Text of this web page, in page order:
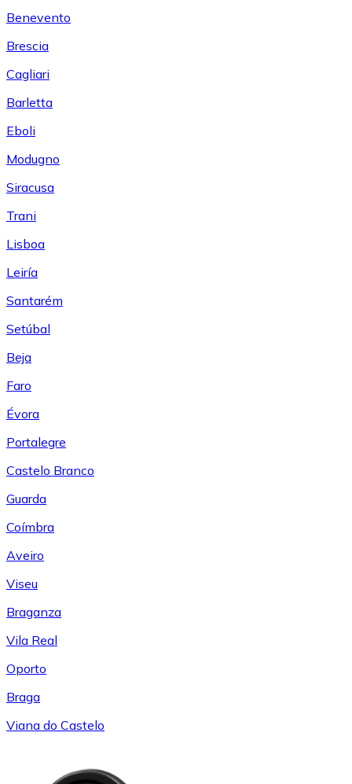
Benevento
Brescia
Cagliari
Barletta
Eboli
Modugno
Siracusa
Trani
Lisboa
Leiría
Santarém
Setúbal
Beja
Faro
Évora
Portalegre
Castelo Branco
Guarda
Coímbra
Aveiro
Viseu
Braganza
Vila Real
Oporto
Braga
Viana do Castelo